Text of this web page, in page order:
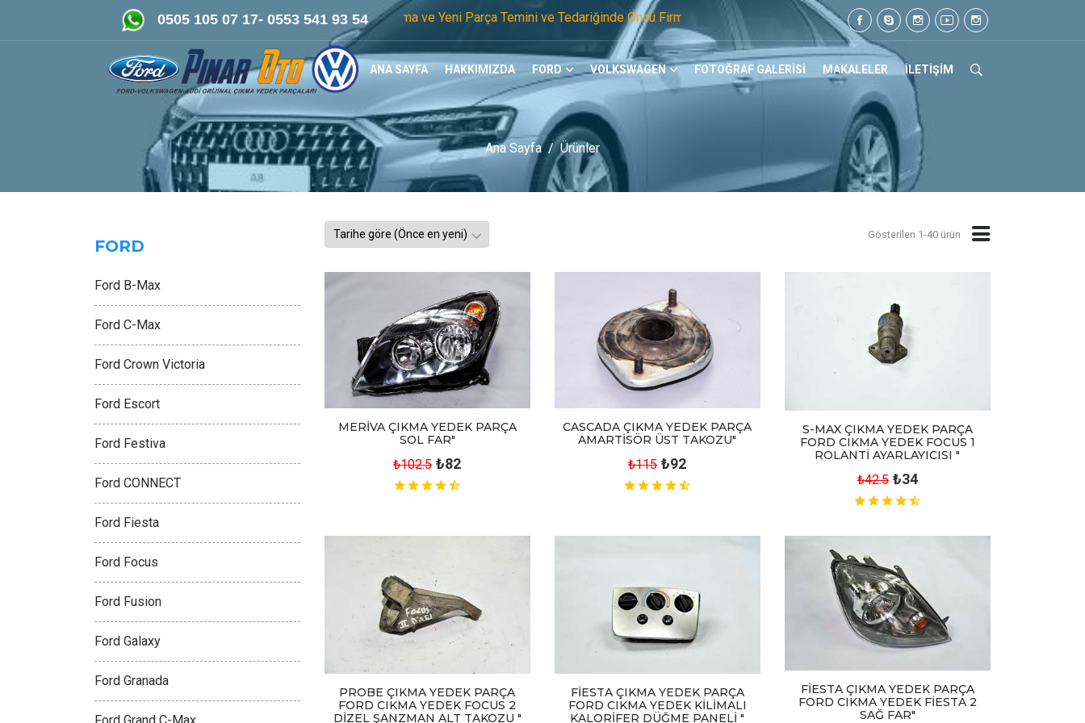
0505 105 07 17- 0553 541 93 54
FORD-VOLKSWAGEN- AUDİ Orijinal Çıkma ve Yeni Parça Temini ve Tedariğinde Öncü Firmayız. Tel: 0505 105 07 17
ANA SAYFA HAKKIMIZDA FORD VOLKSWAGEN FOTOĞRAF GALERİSİ MAKALELER İLETİŞİM
Ana Sayfa Ürünler
Gösterilen 1-40 ürün
MERİVA ÇIKMA YEDEK PARÇA
SOL FAR"
₺102.5 ₺82
CASCADA ÇIKMA YEDEK PARÇA
AMARTİSÖR ÜST TAKOZU"
₺115 ₺92
S-MAX ÇIKMA YEDEK PARÇA
FORD CIKMA YEDEK FOCUS 1
ROLANTİ AYARLAYICISI "
₺42.5 ₺34
PROBE ÇIKMA YEDEK PARÇA
FORD CIKMA YEDEK FOCUS 2
DİZEL ŞANZMAN ALT TAKOZU "
FİESTA ÇIKMA YEDEK PARÇA
FORD CIKMA YEDEK KİLİMALI
KALORİFER DÜĞME PANELİ "
FİESTA ÇIKMA YEDEK PARÇA
FORD CIKMA YEDEK FİESTA 2
SAĞ FAR"
FORD
Ford B-Max
Ford C-Max
Ford Crown Victoria
Ford Escort
Ford Festiva
Ford CONNECT
Ford Fiesta
Ford Focus
Ford Fusion
Ford Galaxy
Ford Granada